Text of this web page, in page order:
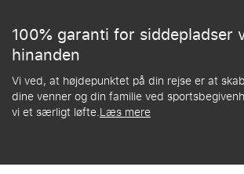
100% garanti for siddepladser
hinanden
Vi ved, at højdepunktet på din rejse er at
dine venner og din familie ved
vi et særligt løfte.Læs mere